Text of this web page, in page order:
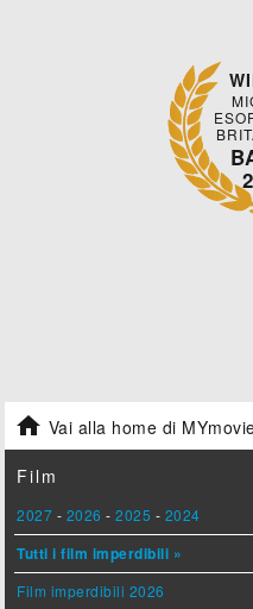
 Vai alla home di
Film
2027 - 2026 -2025 - 2024
Tutti i film imperdibili »
Film imperdibili 2026